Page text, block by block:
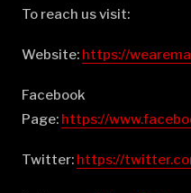
To reach us visit:
Website: ⁠⁠⁠⁠⁠⁠⁠⁠⁠⁠⁠⁠⁠⁠⁠⁠⁠⁠⁠⁠⁠⁠⁠⁠⁠⁠⁠⁠⁠⁠⁠⁠⁠⁠⁠⁠⁠⁠⁠⁠⁠⁠⁠⁠⁠⁠⁠⁠⁠⁠⁠⁠⁠⁠⁠⁠⁠⁠⁠⁠⁠⁠⁠⁠⁠⁠⁠⁠⁠⁠⁠⁠⁠⁠⁠https://
Facebook
Page: ⁠⁠⁠⁠⁠⁠⁠⁠⁠⁠⁠⁠⁠⁠⁠⁠⁠⁠⁠⁠⁠⁠⁠⁠⁠⁠⁠⁠⁠⁠⁠⁠⁠⁠⁠⁠⁠⁠⁠⁠⁠⁠⁠⁠⁠⁠⁠⁠⁠⁠⁠⁠⁠⁠⁠⁠⁠⁠⁠⁠⁠⁠⁠⁠⁠⁠⁠⁠⁠⁠⁠⁠⁠⁠⁠https://
Twitter: ⁠⁠⁠⁠⁠⁠⁠⁠⁠⁠⁠⁠⁠⁠⁠⁠⁠⁠⁠⁠⁠⁠⁠⁠⁠⁠⁠⁠⁠⁠⁠⁠⁠⁠⁠⁠⁠⁠⁠⁠⁠⁠⁠⁠⁠⁠⁠⁠⁠⁠⁠⁠⁠⁠⁠⁠⁠⁠⁠⁠⁠⁠⁠⁠⁠⁠⁠⁠⁠⁠⁠⁠⁠⁠⁠https://